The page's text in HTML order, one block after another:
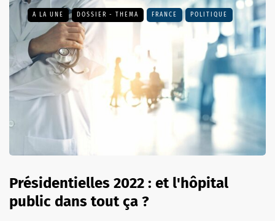
A LA UNE DOSSIER - THEMA FRANCE POLITIQUE
Présidentielles 2022 : et l'hôpital
public dans tout ça ?